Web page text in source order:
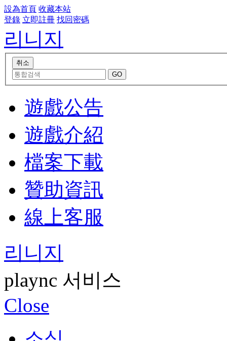
設為首頁 收藏本站
登錄 立即註冊 找回密碼
리니지
遊戲公告
遊戲介紹
檔案下載
贊助資訊
線上客服
리니지
plaync 서비스
Close